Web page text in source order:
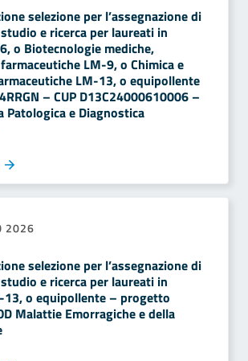
2026
selezione per l’assegnazione di
e ricerca per laureati in
13, o equipollente – progetto
Malattie Emorragiche e della
selezione per l’assegnazione di
e ricerca per laureati in
o Biotecnologie mediche,
LM-9, o Chimica e
LM-13, o equipollente
– CUP D13C24000610006 –
Patologica e Diagnostica